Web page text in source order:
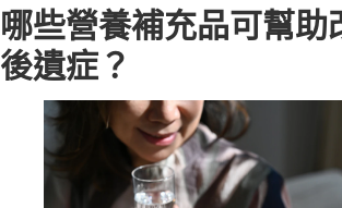
哪些營養補充品可幫助
後遺症？